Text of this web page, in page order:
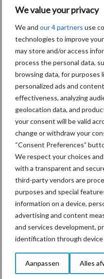
We value your privacy
We and our 4 partners use
technologies to improve
may store and/or access
process the personal data,
browsing data, for purposes
personalized ads and
effectiveness, analyzing
geolocation data, and
your consent will be valid
change or withdraw your
“Consent Preferences”
We respect your choices
with a transparent and
third-party vendors are
purposes and special
information on a device,
advertising and content
and services development,
identification through device
Aanpassen Alles
Aanbevolen voor
grillig:
in de
De
voor
markt
Themapagina's
Diergezondheid